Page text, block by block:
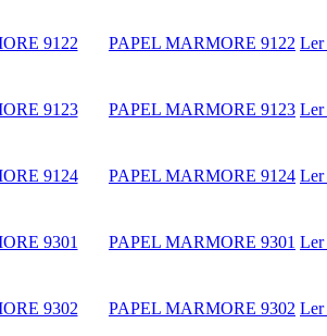
PAPEL MARMORE 9122 Ler
PAPEL MARMORE 9123 Ler
PAPEL MARMORE 9124 Ler
PAPEL MARMORE 9301 Ler
PAPEL MARMORE 9302 Ler